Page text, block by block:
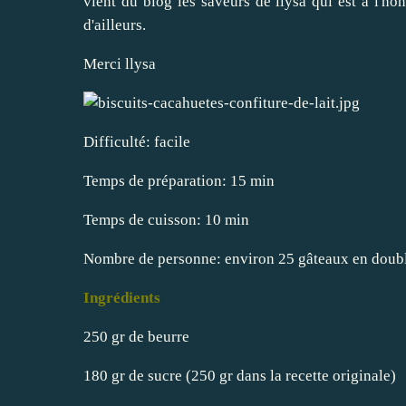
d'ailleurs.
Merci llysa
Difficulté: facile
Temps de préparation: 15 min
Temps de cuisson: 10 min
Nombre de personne: environ 25 gâteaux en
Ingrédients
250 gr de beurre
180 gr de sucre (250 gr dans la recette originale)